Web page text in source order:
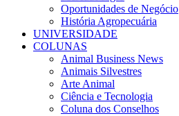
Oportunidades de Negócio
História Agropecuária
UNIVERSIDADE
COLUNAS
Animal Business News
Animais Silvestres
Arte Animal
Ciência e Tecnologia
Coluna dos Conselhos